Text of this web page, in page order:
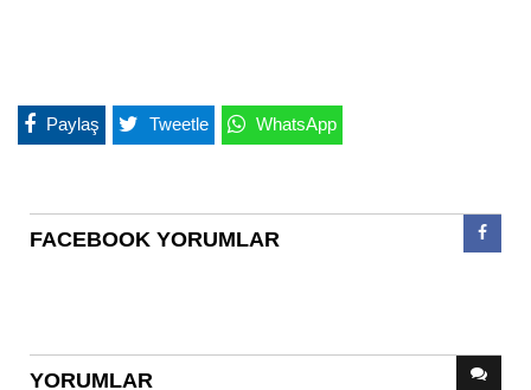
Paylaş Tweetle WhatsApp
FACEBOOK YORUMLAR
YORUMLAR